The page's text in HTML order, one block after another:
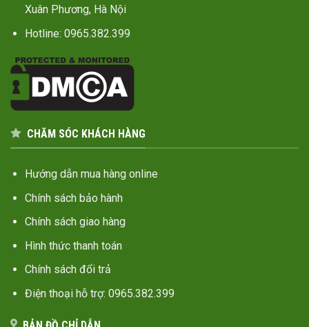
Xuân Phương, Hà Nội
Hotline: 0965.382.399
CHĂM SÓC KHÁCH HÀNG
Hướng dẫn mua hàng online
Chính sách bảo hành
Chính sách giao hàng
Hình thức thanh toán
Chính sách đổi trả
Điện thoại hỗ trợ: 0965.382.399